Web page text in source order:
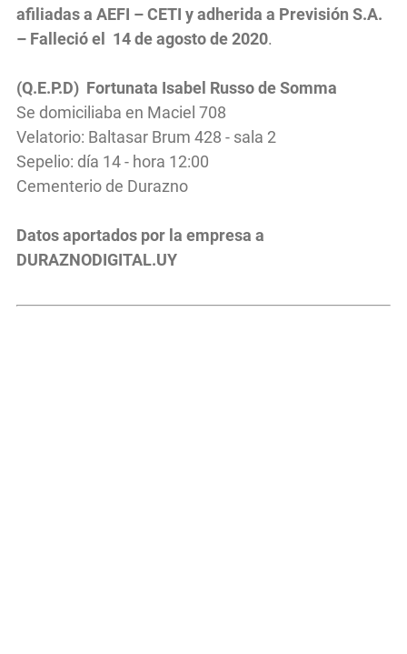
afiliadas a AEFI – CETI y adherida a Previsión S.A.
– Falleció el 14 de agosto de 2020.
(Q.E.P.D) Fortunata Isabel Russo de Somma
Se domiciliaba en Maciel 708
Velatorio: Baltasar Brum 428 - sala 2
Sepelio: día 14 - hora 12:00
Cementerio de Durazno
Datos aportados por la empresa a
DURAZNODIGITAL.UY